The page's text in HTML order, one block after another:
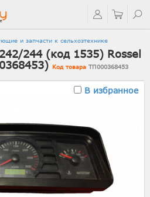
и запчасти к сельхозтехнике
244 (код 1535) Rossel
Код товара ТП000368453
В избранное